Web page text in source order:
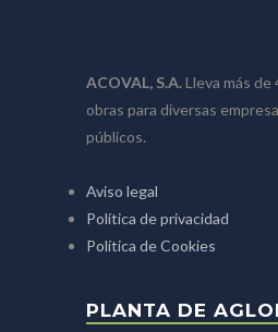
ACOVAL, S.A.Lleva más de
obras para diversas
públicos.
Aviso legal
Política de privacidad
Política de Cookies
PLANTA DE